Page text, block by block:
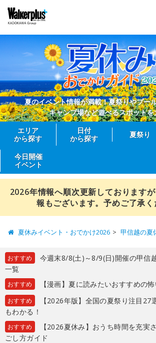
夏のイベント情報が満載！夏祭りやプー
キャンプ場など遊べるスポットを
エリア
から探す
日付
から探す
夏祭り
今日開催
イベント
2026年情報へ順次更新しております
報もございます。予めご了承く
夏休みイベント・おでかけ2026 甲信越の夏
おすすめ
今週末8/8(土)～8/9(日)開催の甲信
一覧
おすすめ 【漫画】夏に読みたいおすすめの
おすすめ
【2026年版】全国の夏祭り注目27
もわかる！
おすすめ
【2026夏休み】おうち時間を充実
ごし方ガイド